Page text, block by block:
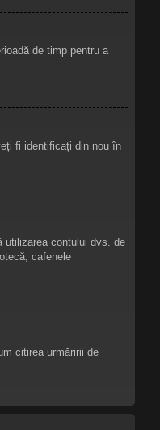
de timp pentru a
fi identificați din nou în
utilizarea contului dvs. de
cafenele
citirea urmăririi de